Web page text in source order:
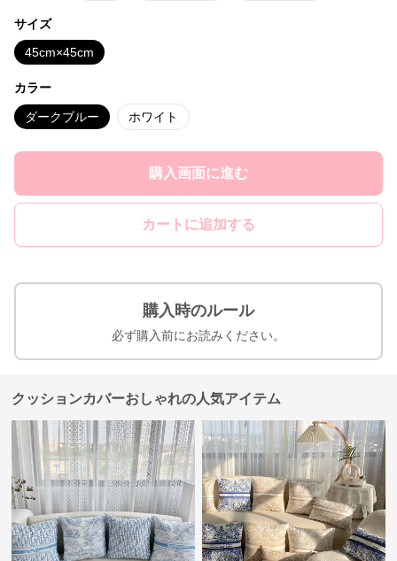
サイズ
45cm×45cm
カラー
ダークブルー ホワイト
購入画面に進む
カートに追加する
購入時のルール
必ず購入前にお読みください。
クッションカバーおしゃれの人気アイテム